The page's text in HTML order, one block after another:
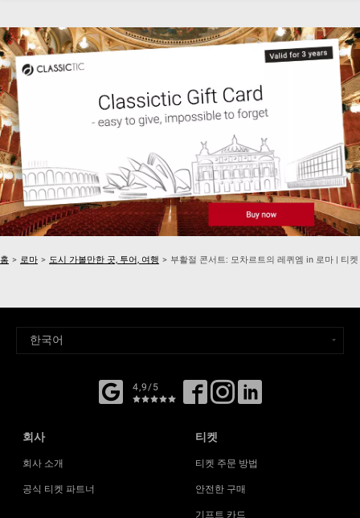
홈 > 로마 > 도시 가볼만한 곳, 투어, 여행 > 부활절 콘서트: 모차르트의 레퀴엠 in 로마 | 티켓
4,9/5
회사
회사 소개
공식 티켓 파트너
티켓
티켓 주문 방법
안전한 구매
기프트 카드